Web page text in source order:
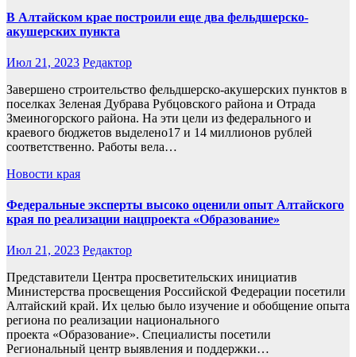
В Алтайском крае построили еще два фельдшерско-
акушерских пункта
Июл 21, 2023 Редактор
Завершено строительство фельдшерско-акушерских пунктов в
поселках Зеленая Дубрава Рубцовского района и Отрада
Змеиногорского района. На эти цели из федерального и
краевого бюджетов выделено17 и 14 миллионов рублей
соответственно. Работы вела…
Новости края
Федеральные эксперты высоко оценили опыт Алтайского
края по реализации нацпроекта «Образование»
Июл 21, 2023 Редактор
Представители Центра просветительских инициатив
Министерства просвещения Российской Федерации посетили
Алтайский край. Их целью было изучение и обобщение опыта
региона по реализации национального
проекта «Образование». Специалисты посетили
Региональный центр выявления и поддержки…